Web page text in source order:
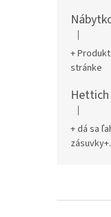
|
+
stránke
|
+ dá sa